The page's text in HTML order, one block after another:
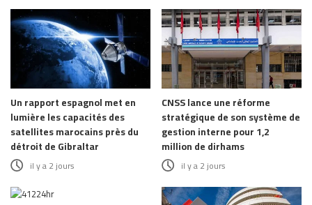
Un rapport espagnol met en
lumière les capacités des
satellites marocains près du
détroit de Gibraltar
il y a 2 jours
CNSS lance une réforme
stratégique de son système de
gestion interne pour 1,2
million de dirhams
il y a 2 jours